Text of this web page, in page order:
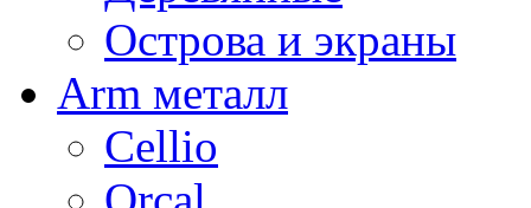
Острова и экраны
Arm металл
Cellio